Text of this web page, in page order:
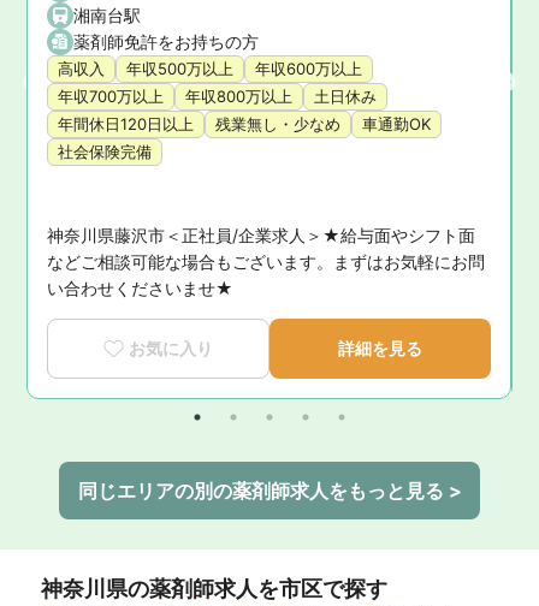
湘南台駅
薬剤師免許をお持ちの方
高収入 年収500万以上
年収600万以上
年収700万以上
年収800万以上
土日休み
年間休日120日以上
残業無し・少なめ
車通勤OK
社会保険完備
神奈川県藤沢市＜正社員/企業求人＞★給与面やシフト面
などご相談可能な場合もございます。まずはお気軽にお問
い合わせくださいませ★
お気に入り 詳細を見る
同じエリアの別の薬剤師求人をもっと見る >
神奈川県の薬剤師求人を市区で探す